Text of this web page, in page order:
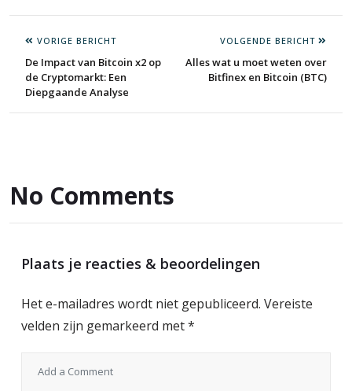
VORIGE BERICHT
De Impact van Bitcoin x2 op
de Cryptomarkt: Een
Diepgaande Analyse
VOLGENDE BERICHT
Alles wat u moet weten over
Bitfinex en Bitcoin (BTC)
No Comments
Plaats je reacties & beoordelingen
Het e-mailadres wordt niet gepubliceerd. Vereiste
velden zijn gemarkeerd met*